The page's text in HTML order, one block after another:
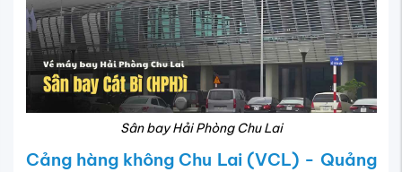
Sân bay Hải Phòng Chu Lai
Cảng hàng không Chu Lai (VCL) - Quảng